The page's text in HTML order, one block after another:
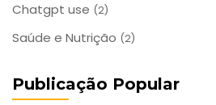
Chatgpt use (2)
Saúde e Nutrição (2)
Publicação Popular